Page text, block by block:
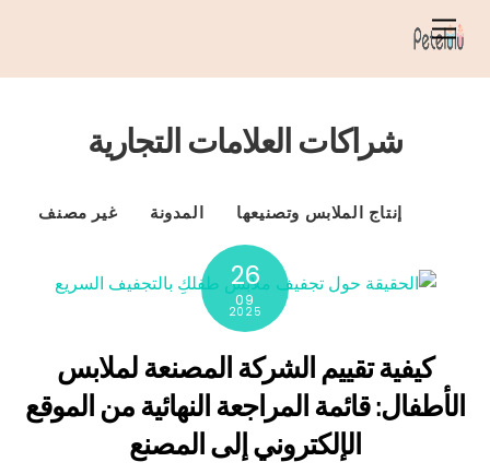
تخطي
قائمة
الطعام
شراكات العلامات التجارية
إنتاج الملابس وتصنيعها المدونة غير مصنف
26
09
2025
كيفية تقييم الشركة المصنعة لملابس
الأطفال: قائمة المراجعة النهائية من الموقع
الإلكتروني إلى المصنع